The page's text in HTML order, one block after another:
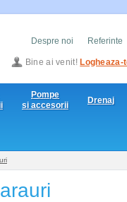
Despre noi
Referinte
Bine ai venit! Logheaza-
Pompe
si accesorii
Drenaj